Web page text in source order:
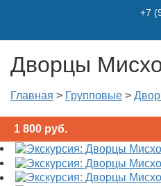
+7
Дворцы
Главная > Групповые >
1 800 руб.